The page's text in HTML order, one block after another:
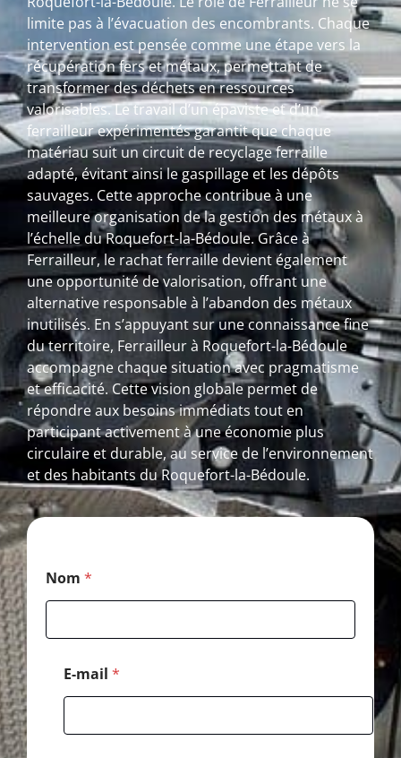
limite pas à l’évacuation des encombrants. Chaque
intervention est pensée comme une étape vers la
récupération fers et métaux, permettant de
transformer des déchets en ressources
valorisables. Le travail d’un épaviste et d’un
ferrailleur expérimentés garantit que chaque
matériau suit un circuit de recyclage ferraille
adapté, évitant ainsi le gaspillage et les dépôts
sauvages. Cette approche contribue à une
meilleure organisation de la gestion des métaux à
l’échelle du Roquefort-la-Bédoule. Grâce à
Ferrailleur, le rachat ferraille devient également
une opportunité de valorisation, offrant une
alternative responsable à l’abandon des métaux
inutilisés. En s’appuyant sur une connaissance fine
du territoire, Ferrailleur à Roquefort-la-Bédoule
accompagne chaque situation avec pragmatisme
et efficacité. Cette vision globale permet de
répondre aux besoins immédiats tout en
participant activement à une économie plus
circulaire et durable, au service de l’environnement
et des habitants du Roquefort-la-Bédoule.
*
P
s
Nom *
E-mail *